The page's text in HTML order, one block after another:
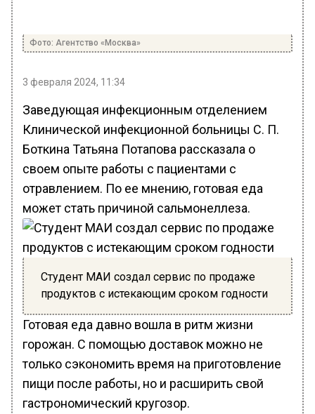
Фото: Агентство «Москва»
3 февраля 2024, 11:34
Заведующая инфекционным отделением
Клинической инфекционной больницы С. П.
Боткина Татьяна Потапова рассказала о
своем опыте работы с пациентами с
отравлением. По ее мнению, готовая еда
может стать причиной сальмонеллеза.
Студент МАИ создал сервис по продаже
продуктов с истекающим сроком годности
Готовая еда давно вошла в ритм жизни
горожан. С помощью доставок можно не
только сэкономить время на приготовление
пищи после работы, но и расширить свой
гастрономический кругозор.